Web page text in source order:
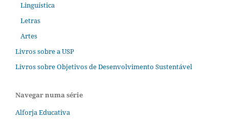
Linguística
Letras
Artes
Livros sobre a USP
Livros sobre Objetivos de Desenvolvimento Sustentável
Navegar numa série
Alforja Educativa